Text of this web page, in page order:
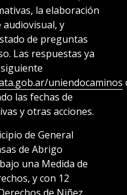
la elaboración
y
de preguntas
Las respuestas ya
uniendocaminos
las fechas de
y otras acciones.
de General
de Abrigo
una Medida de
y con 12